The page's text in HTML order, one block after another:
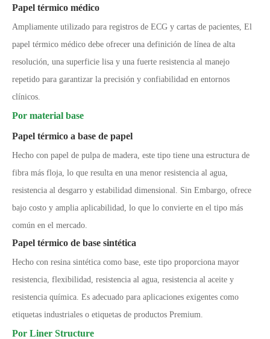
Papel térmico médico
Ampliamente utilizado para registros de ECG y cartas de pacientes, El
papel térmico médico debe ofrecer una definición de línea de alta
resolución, una superficie lisa y una fuerte resistencia al manejo
repetido para garantizar la precisión y confiabilidad en entornos
clínicos.
Por material base
Papel térmico a base de papel
Hecho con papel de pulpa de madera, este tipo tiene una estructura de
fibra más floja, lo que resulta en una menor resistencia al agua,
resistencia al desgarro y estabilidad dimensional. Sin Embargo, ofrece
bajo costo y amplia aplicabilidad, lo que lo convierte en el tipo más
común en el mercado.
Papel térmico de base sintética
Hecho con resina sintética como base, este tipo proporciona mayor
resistencia, flexibilidad, resistencia al agua, resistencia al aceite y
resistencia química. Es adecuado para aplicaciones exigentes como
etiquetas industriales o etiquetas de productos Premium.
Por Liner Structure